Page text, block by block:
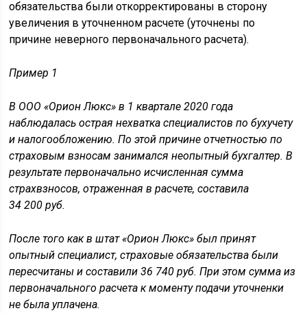
обязательства были откорректированы в сторону
увеличения в уточненном расчете (уточнены по
причине неверного первоначального расчета).
Пример 1
В ООО «Орион Люкс» в 1 квартале 2020 года
наблюдалась острая нехватка специалистов по бухучету
и налогообложению. По этой причине отчетностью по
страховым взносам занимался неопытный бухгалтер. В
результате первоначально исчисленная сумма
страхвзносов, отраженная в расчете, составила
34 200 руб.
После того как в штат «Орион Люкс» был принят
опытный специалист, страховые обязательства были
пересчитаны и составили 36 740 руб. При этом сумма из
первоначального расчета к моменту подачи уточненки
не была уплачена.